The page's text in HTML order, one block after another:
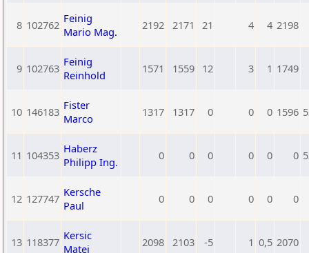
8 102762 Feinig
Mario Mag.
2192 2171 21 4 4 2198
9 102763 Feinig
Reinhold
1571 1559 12 3 1 1749
10 146183 Fister
Marco
1317 1317 0 0 0 1596
11 104353 Haberz
Philipp Ing.
0 0 0 0 0 0
12 127747 Kersche
Paul
0 0 0 0 0 0
13 118377 Kersic
Matej
2098 2103 -5 1 0,5 2070